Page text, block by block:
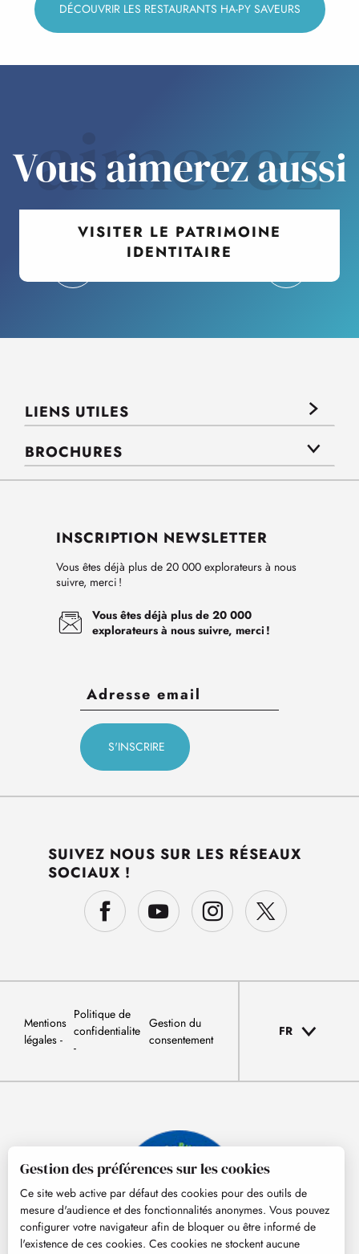
DÉCOUVRIR LES RESTAURANTS HA-PY SAVEURS
aimerez
Vous aimerez aussi
VISITER LE PATRIMOINE
IDENTITAIRE
LIENS UTILES
BROCHURES
INSCRIPTION NEWSLETTER
Vous êtes déjà plus de 20 000 explorateurs à nous
suivre, merci !
Vous êtes déjà plus de 20 000
explorateurs à nous suivre, merci !
SUIVEZ NOUS SUR LES RÉSEAUX
SOCIAUX !
Mentions
légales
Politique de
confidentialite
Gestion du
consentement
FR
Gestion des préférences sur les cookies
Ce site web active par défaut des cookies pour des outils de
mesure d'audience et des fonctionnalités anonymes. Vous pouvez
configurer votre navigateur afin de bloquer ou être informé de
l'existence de ces cookies. Ces cookies ne stockent aucune